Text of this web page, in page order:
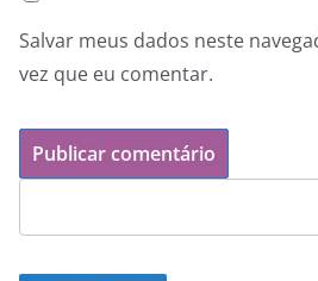
Salvar meus dados neste
vez que eu comentar.